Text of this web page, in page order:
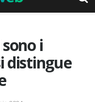
i
distingue